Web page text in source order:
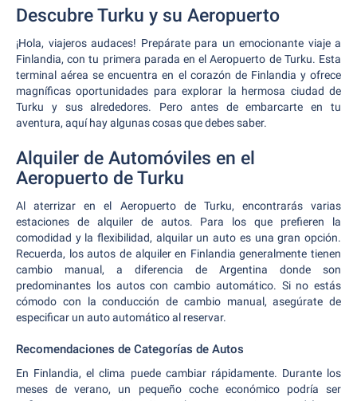
Descubre Turku y su Aeropuerto
¡Hola, viajeros audaces! Prepárate para un emocionante viaje a
Finlandia, con tu primera parada en el Aeropuerto de Turku. Esta
terminal aérea se encuentra en el corazón de Finlandia y ofrece
magníficas oportunidades para explorar la hermosa ciudad de
Turku y sus alrededores. Pero antes de embarcarte en tu
aventura, aquí hay algunas cosas que debes saber.
Alquiler de Automóviles en el
Aeropuerto de Turku
Al aterrizar en el Aeropuerto de Turku, encontrarás varias
estaciones de alquiler de autos. Para los que prefieren la
comodidad y la flexibilidad, alquilar un auto es una gran opción.
Recuerda, los autos de alquiler en Finlandia generalmente tienen
cambio manual, a diferencia de Argentina donde son
predominantes los autos con cambio automático. Si no estás
cómodo con la conducción de cambio manual, asegúrate de
especificar un auto automático al reservar.
Recomendaciones de Categorías de Autos
En Finlandia, el clima puede cambiar rápidamente. Durante los
meses de verano, un pequeño coche económico podría ser